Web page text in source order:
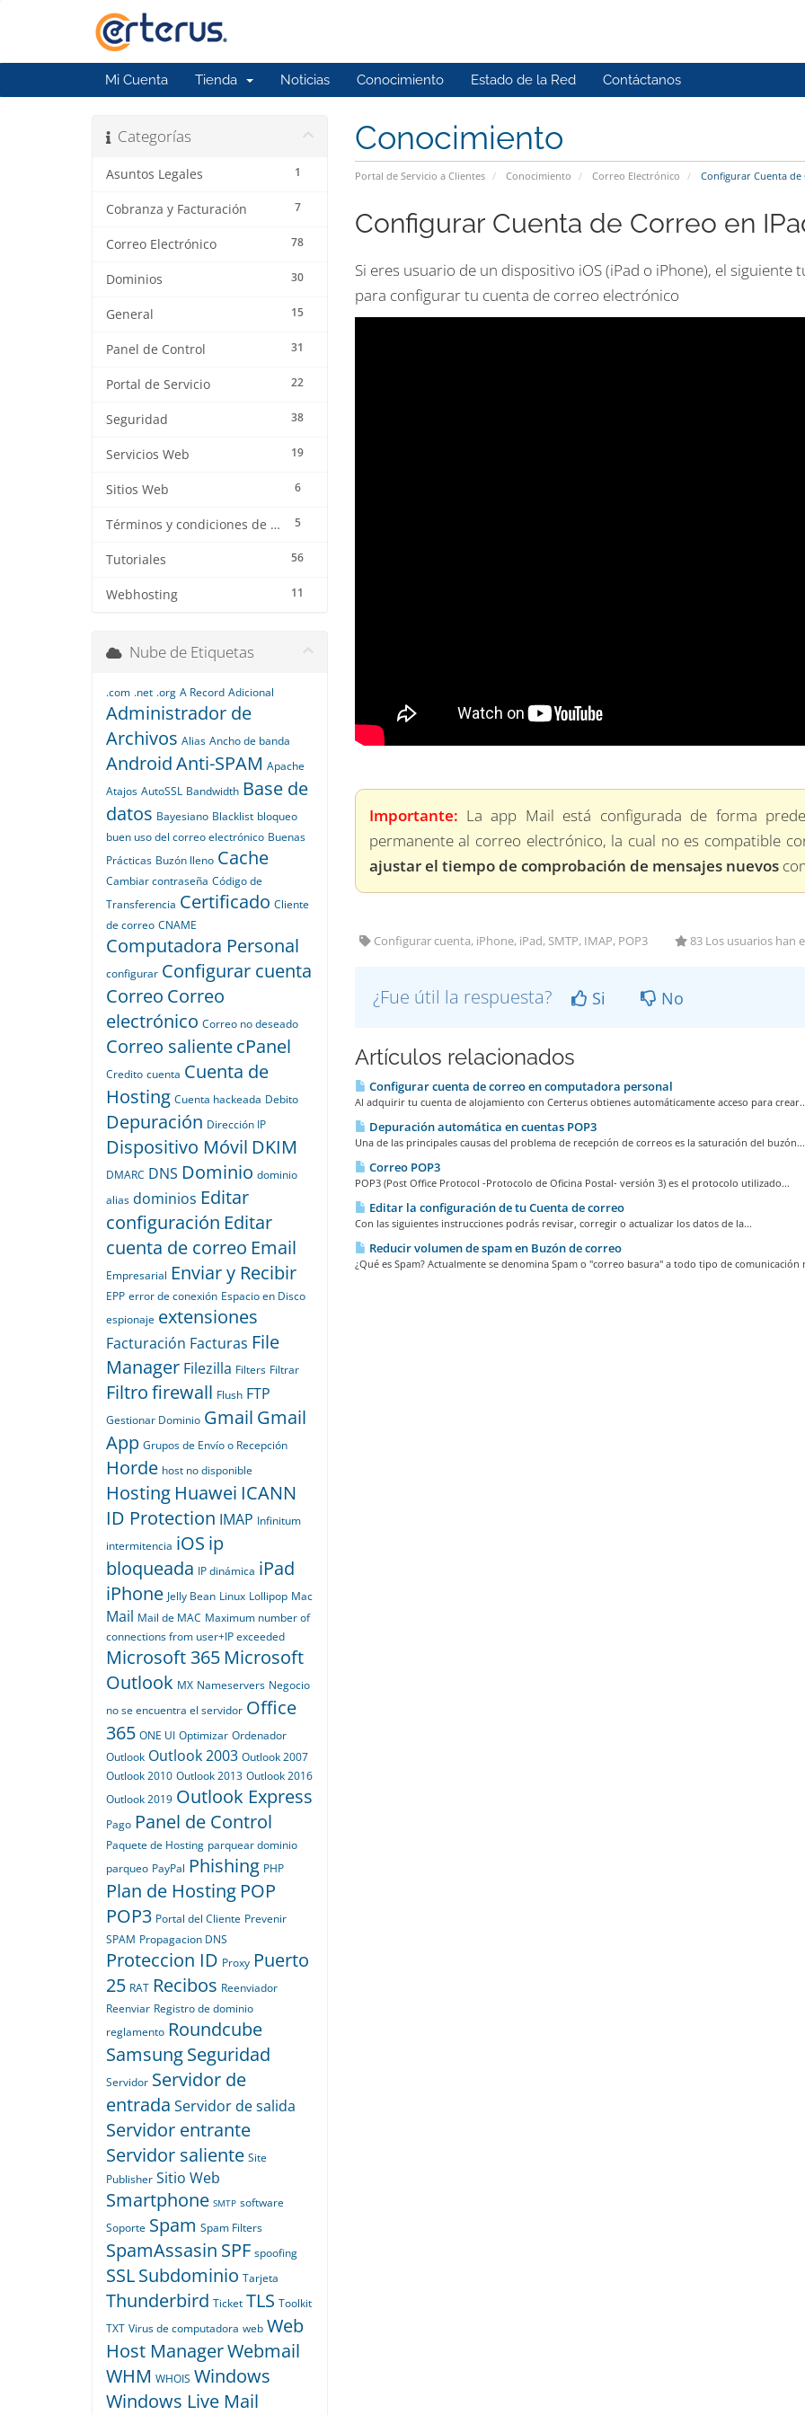
Mi Cuenta Tienda Noticias Conocimiento Estado de la Red Contáctanos
Conocimiento
Portal de Servicio a Clientes Conocimiento Correo Electrónico Configurar Cuenta
Categorías
1
Asuntos Legales
7
Cobranza y Facturación
78
Correo Electrónico
30
Dominios
15
General
31
Panel de Control
22
Portal de Servicio
38
Seguridad
19
Servicios Web
6
Sitios Web
5
Términos y condiciones de los servicios
56
Tutoriales
11
Webhosting
Configurar Cuenta de Correo en
Si eres usuario de un dispositivo iOS (iPad o iPhone), el
para configurar tu cuenta de correo electrónico
Importante: La app Mail está configurada de forma
permanente al correo electrónico, la cual no es compatible
ajustar el tiempo de comprobación de mensajes nuevos
Configurar cuenta, iPhone, iPad, SMTP, IMAP, POP3 83 Los usuarios han
¿Fue útil la respuesta? Si No
Artículos relacionados
Configurar cuenta de correo en computadora personal
Al adquirir tu cuenta de alojamiento con Certerus obtienes automáticamente acceso para
Depuración automática en cuentas POP3
Una de las principales causas del problema de recepción de correos es la saturación del buzón...
Correo POP3
POP3 (Post Office Protocol -Protocolo de Oficina Postal- versión 3) es el protocolo utilizado...
Editar la configuración de tu Cuenta de correo
Con las siguientes instrucciones podrás revisar, corregir o actualizar los datos de la...
Reducir volumen de spam en Buzón de correo
¿Qué es Spam? Actualmente se denomina Spam o "correo basura" a todo tipo de comunicación
Nube de Etiquetas
.com .net .org A Record Adicional
Administrador de
Archivos Alias Ancho de banda
AndroidAnti-SPAM Apache
Atajos AutoSSL Bandwidth Base de
datos Bayesiano Blacklist bloqueo
buen uso del correo electrónico Buenas
Prácticas Buzón lleno Cache
Cambiar contraseña Código de
Transferencia Certificado Cliente
de correo CNAME
Computadora Personal
configurar Configurar cuenta
Correo Correo
electrónico Correo no deseado
Correo salientecPanel
Credito cuenta Cuenta de
Hosting Cuenta hackeada Debito
Depuración Dirección IP
Dispositivo Móvil DKIM
DMARC DNS Dominio dominio
alias dominios Editar
configuración Editar
cuenta de correo Email
Empresarial Enviar y Recibir
EPP error de conexión Espacio en Disco
espionaje extensiones
Facturación Facturas File
Manager Filezilla Filters Filtrar
Filtrofirewall Flush FTP
Gestionar Dominio Gmail Gmail
App Grupos de Envío o Recepción
Horde host no disponible
Hosting Huawei ICANN
ID Protection IMAP Infinitum
intermitencia iOS ip
bloqueada IP dinámica iPad
iPhone Jelly Bean Linux Lollipop Mac
Mail Mail de MAC Maximum number of
connections from user+IP exceeded
Microsoft 365 Microsoft
Outlook MX Nameservers Negocio
no se encuentra el servidor Office
365 ONE UI Optimizar Ordenador
Outlook Outlook 2003 Outlook 2007
Outlook 2010 Outlook 2013 Outlook 2016
Outlook 2019 Outlook Express
Pago Panel de Control
Paquete de Hosting parquear dominio
parqueo PayPal Phishing PHP
Plan de Hosting POP
POP3 Portal del Cliente Prevenir
SPAM Propagacion DNS
Proteccion ID Proxy Puerto
25 RAT Recibos Reenviador
Reenviar Registro de dominio
reglamento Roundcube
SamsungSeguridad
Servidor Servidor de
entrada Servidor de salida
Servidor entrante
Servidor saliente Site
Publisher Sitio Web
Smartphone SMTP software
Soporte Spam Spam Filters
SpamAssasin SPF spoofing
SSLSubdominio Tarjeta
Thunderbird Ticket TLS Toolkit
TXT Virus de computadora web Web
Host ManagerWebmail
WHM WHOIS Windows
Windows Live Mail